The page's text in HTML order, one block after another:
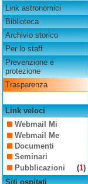
Link astronomici
Biblioteca
Archivio storico
Per lo staff
Prevenzione e
protezione
Trasparenza
Link veloci
Webmail Mi
Webmail Me
Documenti
Seminari
Pubblicazioni
(1)
Siti ospitati